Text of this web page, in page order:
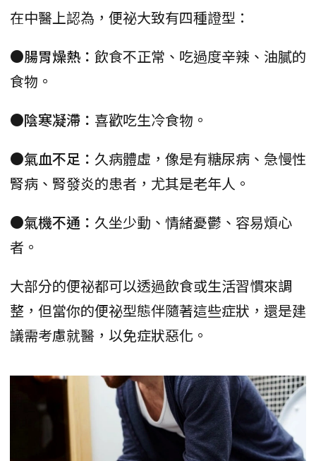
在中醫上認為，便祕大致有四種證型：
●腸胃燥熱： 飲食不正常、吃過度辛辣、油膩的
食物。
●陰寒凝滯： 喜歡吃生冷食物。
●氣血不足： 久病體虛，像是有糖尿病、急慢性
腎病、腎發炎的患者，尤其是老年人。
●氣機不通： 久坐少動、情緒憂鬱、容易煩心
者。
大部分的便祕都可以透過飲食或生活習慣來調
整，但當你的便祕型態伴隨著這些症狀，還是建
議需考慮就醫，以免症狀惡化。